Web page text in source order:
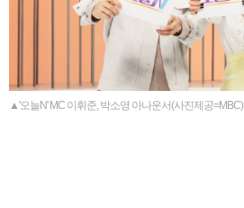
▲'오늘N' MC 이휘준, 박소영 아나운서(사진제공=MBC)